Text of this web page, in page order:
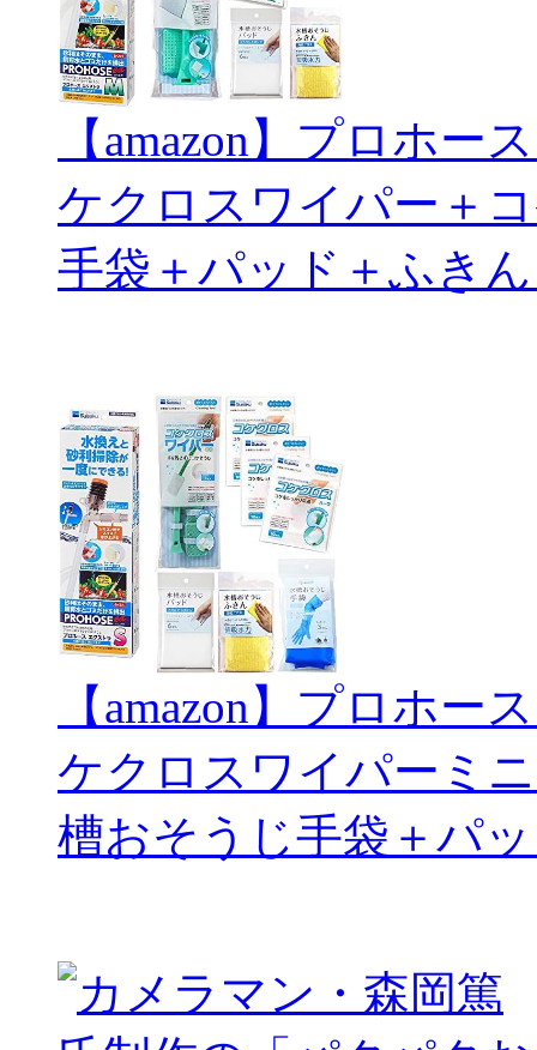
【amazon】プロホ
ケクロスワイパー＋
手袋＋パッド＋ふき
【amazon】プロホー
ケクロスワイパーミ
槽おそうじ手袋＋パ